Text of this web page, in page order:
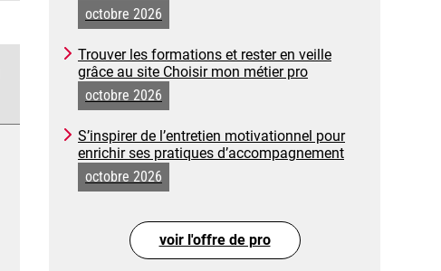
octobre 2026
Trouver les formations et rester en veille
grâce au site Choisir mon métier pro
octobre 2026
S’inspirer de l’entretien motivationnel pour
enrichir ses pratiques d’accompagnement
octobre 2026
voir l'offre de pro